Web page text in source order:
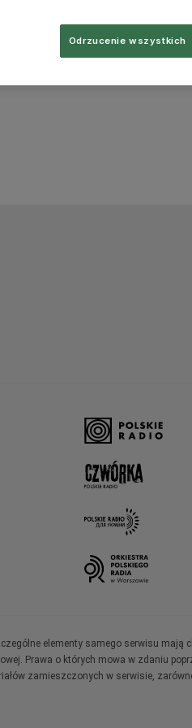
elementy samego serwisu
Prawa o których mowa w zdaniu
zamieszczonych w serwisie,
Odrzucenie wszystkich